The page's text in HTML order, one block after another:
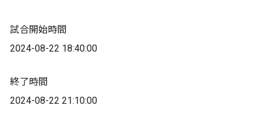
試合開始時間
2024-08-22 18:40:00
終了時間
2024-08-22 21:10:00